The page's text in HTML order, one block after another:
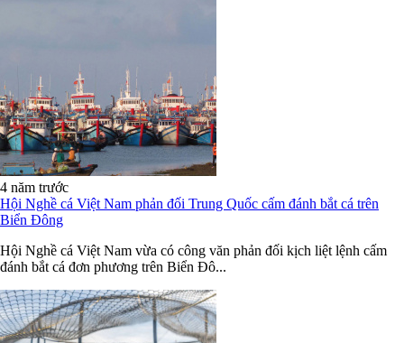
4 năm trước
Hội Nghề cá Việt Nam phản đối Trung Quốc cấm đánh bắt cá trên
Biển Đông
Hội Nghề cá Việt Nam vừa có công văn phản đối kịch liệt lệnh cấm
đánh bắt cá đơn phương trên Biển Đô...